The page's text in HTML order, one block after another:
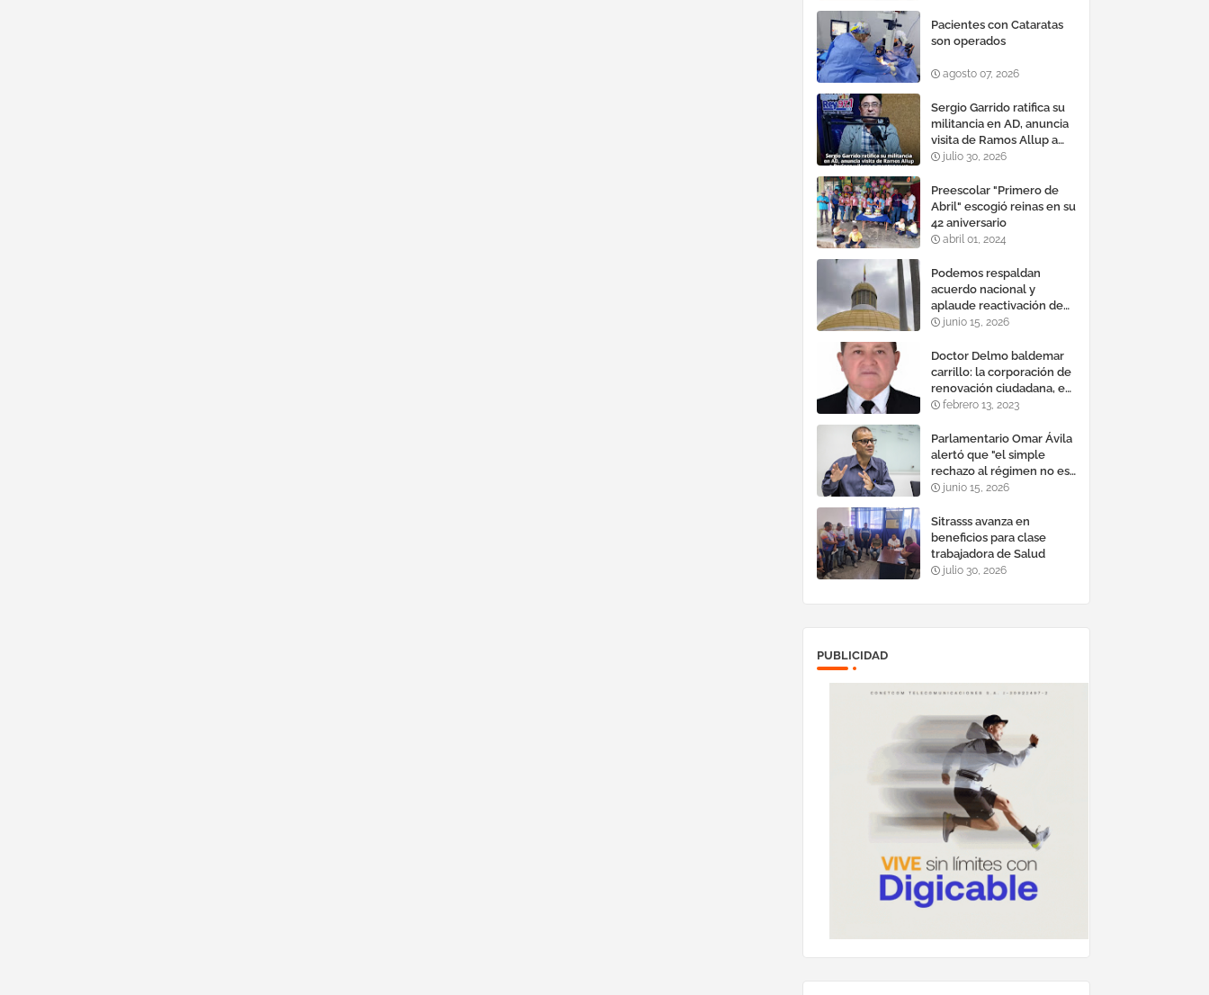
Pacientes con Cataratas
son operados
agosto 07, 2026
Sergio Garrido ratifica su
militancia en AD, anuncia
visita de Ramos Allup a
Barinas y llama a
cauteloso»
julio 30, 2026
Preescolar "Primero de
Abril" escogió reinas en su
42 aniversario
abril 01, 2024
Podemos respaldan
acuerdo nacional y
aplaude reactivación de
Tocoma con la
megavatios al sistema
eléctrico nacional
junio 15, 2026
Doctor Delmo baldemar
carrillo: la corporación de
renovación ciudadana, es
un banco mundial de
febrero 13, 2023
Parlamentario Omar Ávila
alertó que "el simple
rechazo al régimen no es
suficiente para lograr un
efectivo"
junio 15, 2026
Sitrasss avanza en
beneficios para clase
trabajadora de Salud
julio 30, 2026
PUBLICIDAD